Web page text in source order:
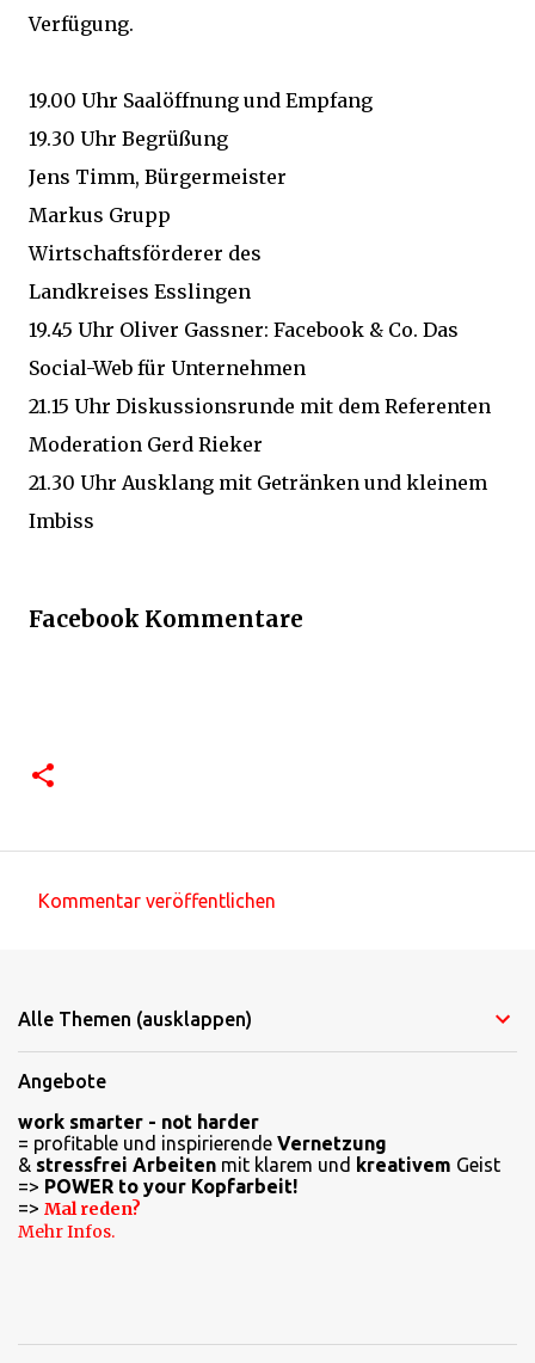
Verfügung.
19.00 Uhr Saalöffnung und Empfang
19.30 Uhr Begrüßung
Jens Timm, Bürgermeister
Markus Grupp
Wirtschaftsförderer des
Landkreises Esslingen
19.45 Uhr Oliver Gassner: Facebook & Co. Das
Social-Web für Unternehmen
21.15 Uhr Diskussionsrunde mit dem Referenten
Moderation Gerd Rieker
21.30 Uhr Ausklang mit Getränken und kleinem
Imbiss
Facebook Kommentare
m
n
t
a
r
e
Kommentar veröffentlichen
Alle Themen (ausklappen)
Angebote
work smarter - not harder
= profitable und inspirierende Vernetzung
& stressfrei Arbeiten mit klarem und kreativem Geist
=> POWER to your Kopfarbeit!
=> Mal reden?
Mehr Infos.